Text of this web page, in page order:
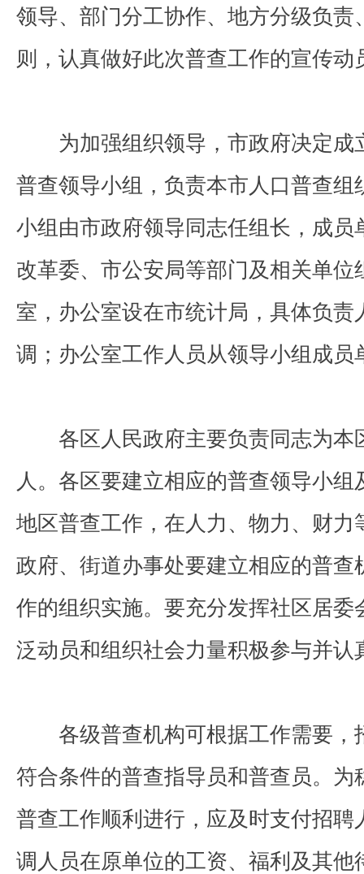
领导、部门分工协作、地方分级负责
则，认真做好此次普查工作的宣传动
为加强组织领导，市政府决定成
普查领导小组，负责本市人口普查
小组由市政府领导同志任组长，成
改革委、市公安局等部门及相关单
室，办公室设在市统计局，具体负
调；办公室工作人员从领导小组成员
各区人民政府主要负责同志为本
人。各区要建立相应的普查领导小
地区普查工作，在人力、物力、财
政府、街道办事处要建立相应的普
作的组织实施。要充分发挥社区居
泛动员和组织社会力量积极参与并认
各级普查机构可根据工作需要，
符合条件的普查指导员和普查员。
普查工作顺利进行，应及时支付招
调人员在原单位的工资、福利及其